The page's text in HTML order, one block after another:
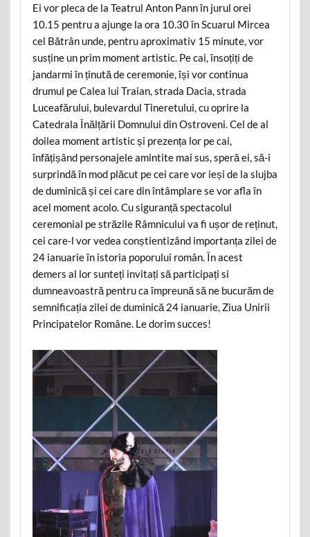
Ei vor pleca de la Teatrul Anton Pann în jurul orei
10.15 pentru a ajunge la ora 10.30 în Scuarul Mircea
cel Bătrân unde, pentru aproximativ 15 minute, vor
susține un prim moment artistic. Pe cai, însoțiți de
jandarmi în ținută de ceremonie, își vor continua
drumul pe Calea lui Traian, strada Dacia, strada
Luceafărului, bulevardul Tineretului, cu oprire la
Catedrala Înălțării Domnului din Ostroveni. Cel de al
doilea moment artistic și prezența lor pe cai,
înfățișând personajele amintite mai sus, speră ei, să-i
surprindă în mod plăcut pe cei care vor ieși de la slujba
de duminică și cei care din întâmplare se vor afla în
acel moment acolo. Cu siguranță spectacolul
ceremonial pe străzile Râmnicului va fi ușor de reținut,
cei care-l vor vedea conștientizând importanța zilei de
24 ianuarie în istoria poporului român. În acest
demers al lor sunteți invitați să participați si
dumneavoastră pentru ca împreună să ne bucurăm de
semnificația zilei de duminică 24 ianuarie, Ziua Unirii
Principatelor Române. Le dorim succes!